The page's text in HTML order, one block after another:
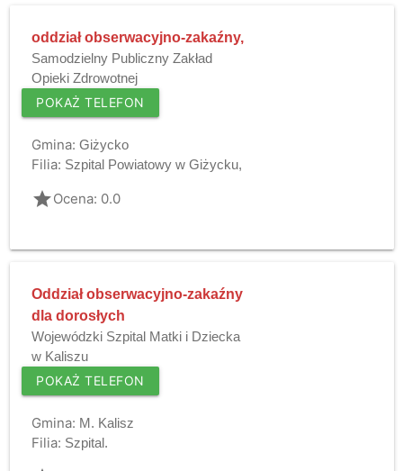
oddział obserwacyjno-zakaźny,
Samodzielny Publiczny Zakład
Opieki Zdrowotnej
POKAŻ TELEFON
Gmina: Giżycko
Filia: Szpital Powiatowy w Giżycku,
gradeOcena: 0.0
Oddział obserwacyjno-zakaźny
dla dorosłych
Wojewódzki Szpital Matki i Dziecka
w Kaliszu
POKAŻ TELEFON
Gmina: M. Kalisz
Filia: Szpital.